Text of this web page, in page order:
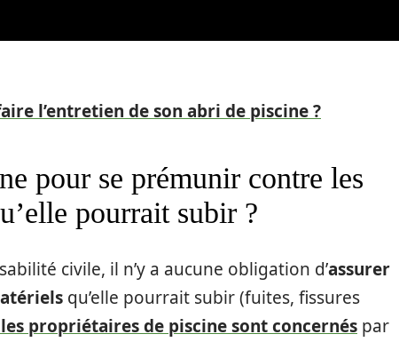
l’entretien de son abri de piscine ?
pour se prémunir contre les
pourrait subir ?
civile, il n’y a aucune obligation d’assurer
qu’elle pourrait subir (fuites, fissures
propriétaires de piscine sont concernés par